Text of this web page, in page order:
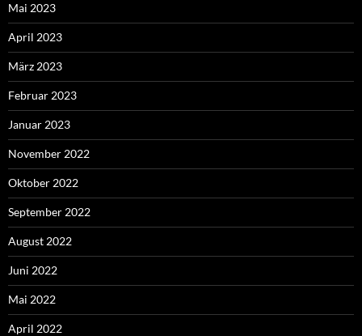
Mai 2023
April 2023
März 2023
Februar 2023
Januar 2023
November 2022
Oktober 2022
September 2022
August 2022
Juni 2022
Mai 2022
April 2022